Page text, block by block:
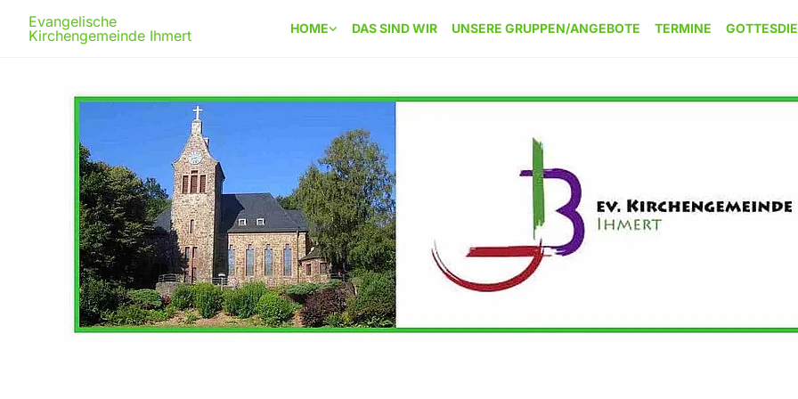
Evangelische
Kirchengemeinde Ihmert
HOME DAS SIND WIR UNSERE GRUPPEN/ANGEBOTE TERMINE